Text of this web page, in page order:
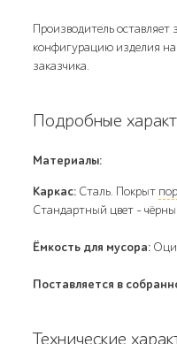
Производитель
конфигурацию изделия на
заказчика.
Подробные
Материалы:
Каркас: Сталь. Покрыт
Стандартный цвет –
Ёмкость для мусора:
Поставляется в
Технические